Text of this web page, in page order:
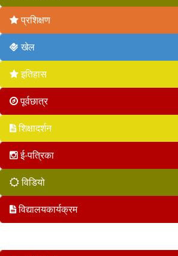
प्रशिक्षण
खेल
इतिहास
पूर्वछात्र
शिक्षादर्शन
ई-पत्रिका
विडियो
विद्यालयकार्यक्रम